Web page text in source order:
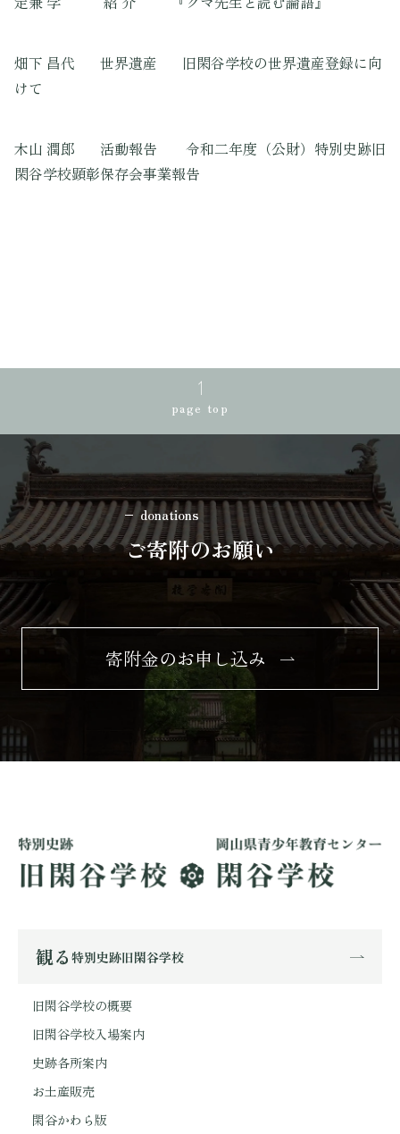
畑下 昌代 世界遺産 旧閑谷学校の世界遺産登録に向
けて
木山 潤郎 活動報告 令和二年度（公財）特別史跡旧
閑谷学校顕彰保存会事業報告
page top
donations
ご寄附のお願い
寄附金のお申し込み
観る 特別史跡旧閑谷学校
旧閑谷学校の概要
旧閑谷学校入場案内
史跡各所案内
お土産販売
閑谷かわら版